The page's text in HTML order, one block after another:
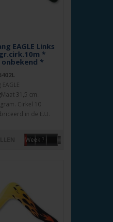
EAGLE Links
*
*
31,5 cm.
Cirkel 10
in de E.U.
Week ?